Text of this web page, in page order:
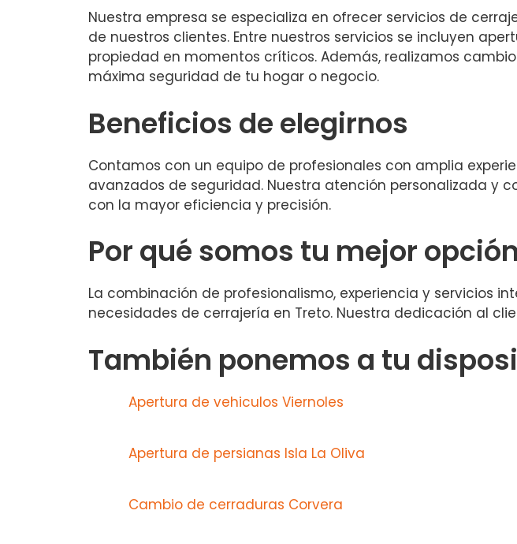
Nuestra empresa se especializa en ofrecer servicios de
de nuestros clientes. Entre nuestros servicios se incluyen
propiedad en momentos críticos. Además, realizamos
máxima seguridad de tu hogar o negocio.
Beneficios de elegirnos
Contamos con un equipo de profesionales con amplia
avanzados de seguridad. Nuestra atención personalizada y
con la mayor eficiencia y precisión.
Por qué somos tu mejor opción
La combinación de profesionalismo, experiencia y servicios
necesidades de cerrajería en Treto. Nuestra dedicación al
También ponemos a tu
Apertura de vehiculos Viernoles
Apertura de persianas Isla La Oliva
Cambio de cerraduras Corvera